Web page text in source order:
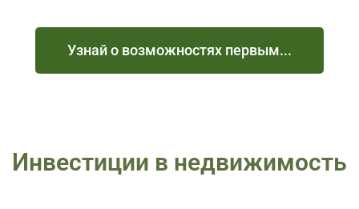
Узнай о возможностях первым...
Инвестиции в недвижимость